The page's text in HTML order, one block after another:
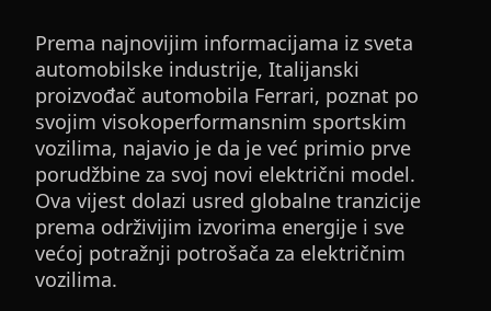
Prema najnovijim informacijama iz sveta
automobilske industrije, Italijanski
proizvođač automobila Ferrari, poznat po
svojim visokoperformansnim sportskim
vozilima, najavio je da je već primio prve
porudžbine za svoj novi električni model.
Ova vijest dolazi usred globalne tranzicije
prema održivijim izvorima energije i sve
većoj potražnji potrošača za električnim
vozilima.